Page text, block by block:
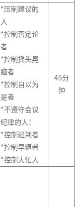
*压制建议的
人
*控制否定论
者
*控制摇头晃
脑者
*控制自以为
是者
*不遵守会议
纪律的人！
*控制迟到者
*控制早退者
*控制大忙人
45分
钟